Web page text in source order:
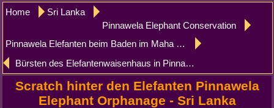
Home
Sri Lanka
Pinnawela Elephant Conservation
Pinnawela Elefanten beim Baden im Maha Oya Flusses
Bürsten des Elefantenwaisenhaus in Pinnawela
Scratch hinter den Elefanten Pinnawela
Elephant Orphanage - Sri Lanka